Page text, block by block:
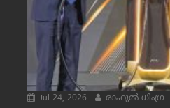
Jul 24, 2026 രാഹുല്‍ ധിംഗ്ര